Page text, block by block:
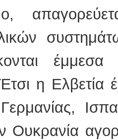
η Ελβετία
Ουκρανία